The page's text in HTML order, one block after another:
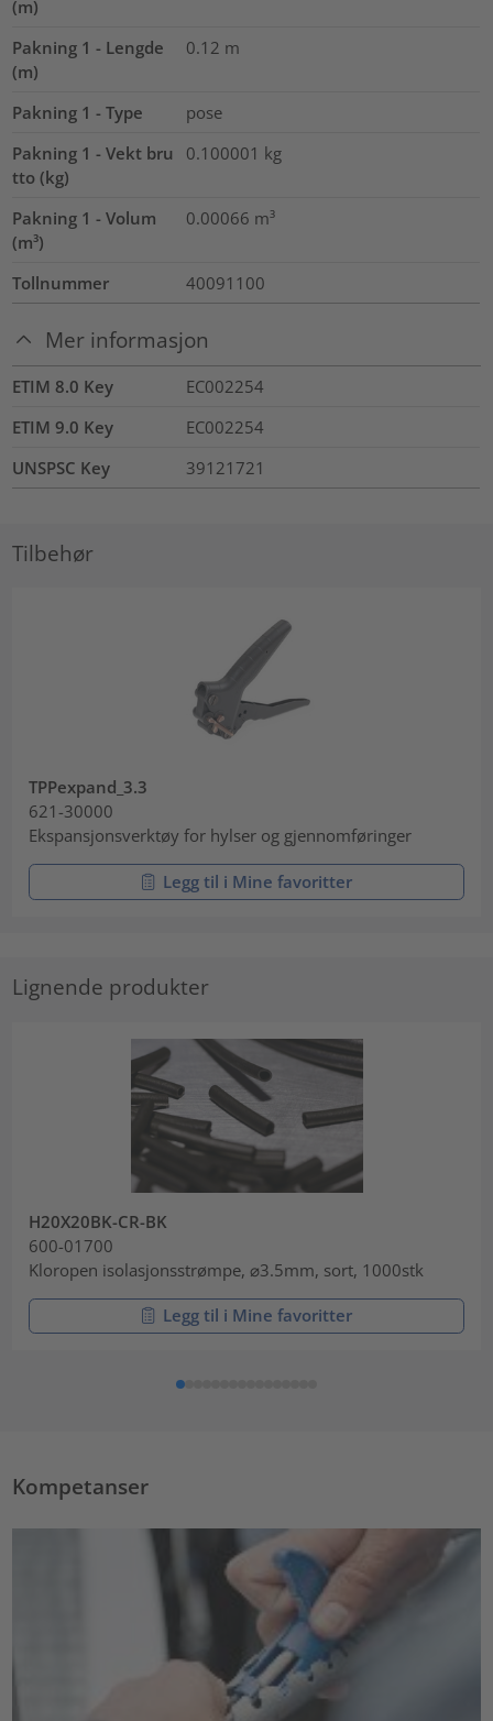
(m)
Pakning 1 - Lengde
(m)
0.12 m
Pakning 1 - Type
pose
Pakning 1 - Vekt bru
tto (kg)
0.100001 kg
Pakning 1 - Volum
(m³)
0.00066 m³
Tollnummer 40091100
Mer informasjon
ETIM 8.0 Key
EC002254
ETIM 9.0 Key
EC002254
UNSPSC Key
39121721
Tilbehør
TPPexpand_3.3
621-30000
Ekspansjonsverktøy for hylser og gjennomføringer
Legg til i Mine favoritter
Lignende produkter
H20X20BK-CR-BK
600-01700
Kloropen isolasjonsstrømpe, ⌀3.5mm, sort, 1000stk
Legg til i Mine favoritter
Kompetanser